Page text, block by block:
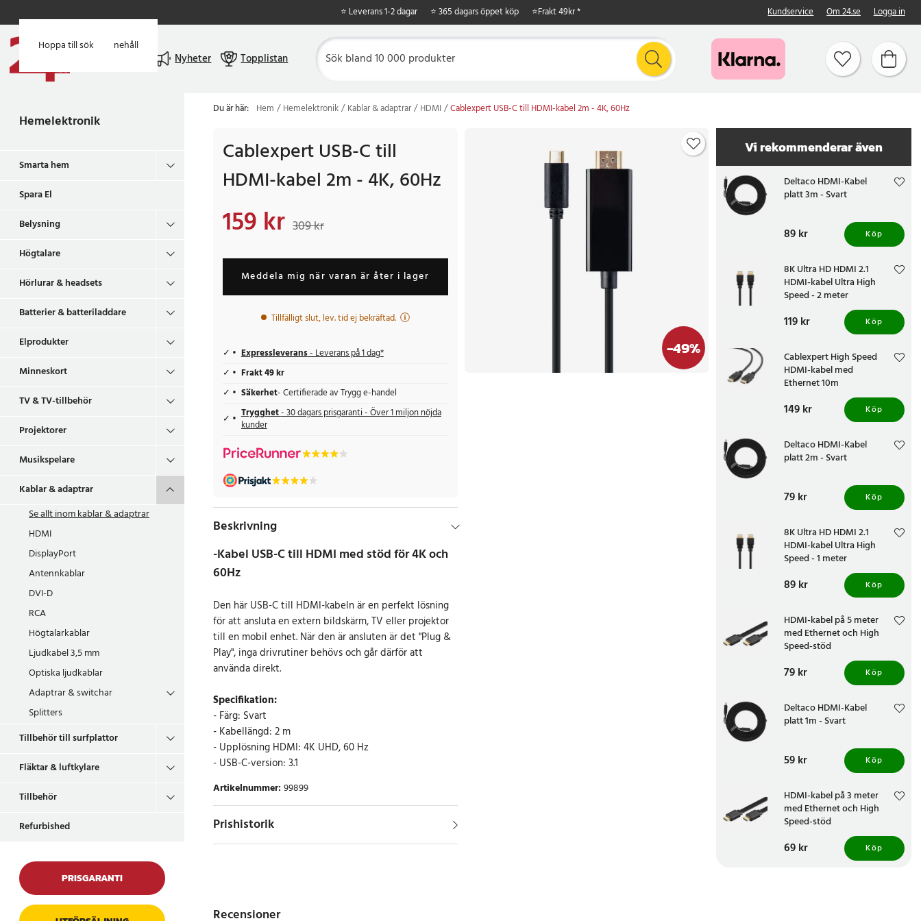
Hoppa till huvudinnehåll
Hoppa till sök
⭐ Leverans 1-2 dagar ⭐ 365 dagars öppet köp ⭐Frakt 49kr * Kundservice Om 24.se Logga in
Nyheter Topplistan
Hemelektronik
Smarta hem
Spara El
Belysning
Högtalare
Hörlurar & headsets
Batterier & batteriladdare
Elprodukter
Minneskort
TV & TV-tillbehör
Projektorer
Musikspelare
Kablar & adaptrar
Se allt inomkablar & adaptrar
HDMI
DisplayPort
Antennkablar
DVI-D
RCA
Högtalarkablar
Ljudkabel 3,5 mm
Optiska ljudkablar
Adaptrar & switchar
Splitters
Tillbehör till surfplattor
Fläktar & luftkylare
Tillbehör
Refurbished
PRISGARANTI
Du är här: Hem Hemelektronik Kablar & adaptrar HDMI Cablexpert USB-C till HDMI-kabel 2m - 4K, 60Hz
-49%
Cablexpert USB-C till
HDMI-kabel 2m - 4K, 60Hz
Nuvarande pris
159 kr 309 kr
Meddela mig när varan är åter i lager
Tillfälligt slut, lev. tid ej bekräftad.
Expressleverans- Leverans på 1 dag*
Frakt 49 kr
Säkerhet- Certifierade av Trygg e-handel
Trygghet- 30 dagars prisgaranti - Över 1 miljon nöjda
kunder
Beskrivning
-Kabel USB-C till HDMI med stöd för 4K och
60Hz
Den här USB-C till HDMI-kabeln är en perfekt lösning
för att ansluta en extern bildskärm, TV eller projektor
till en mobil enhet. När den är ansluten är det "Plug &
Play", inga drivrutiner behövs och går därför att
använda direkt.
Specifikation:
- Färg: Svart
- Kabellängd: 2 m
- Upplösning HDMI: 4K UHD, 60 Hz
- USB-C-version: 3.1
Artikelnummer:99899
Prishistorik
Vi rekommenderar även
Deltaco HDMI-Kabel
platt 3m - Svart
Pris:89 kr
89 kr Köp
8K Ultra HD HDMI 2.1
HDMI-kabel Ultra High
Speed - 2 meter
Pris :119 kr
119 kr Köp
Cablexpert High Speed
HDMI-kabel med
Ethernet 10m
Pris :149 kr
149 kr Köp
Deltaco HDMI-Kabel
platt 2m - Svart
Pris:79 kr
79 kr Köp
8K Ultra HD HDMI 2.1
HDMI-kabel Ultra High
Speed - 1 meter
Pris:89 kr
89 kr Köp
HDMI-kabel på 5 meter
med Ethernet och High
Speed-stöd
Pris:79 kr
79 kr Köp
Deltaco HDMI-Kabel
platt 1m - Svart
Pris:59 kr
59 kr Köp
HDMI-kabel på 3 meter
med Ethernet och High
Speed-stöd
Pris:69 kr
69 kr Köp
Recensioner